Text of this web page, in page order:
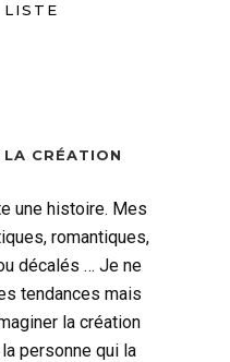
CRÉATION
une histoire. Mes
romantiques,
décalés … Je ne
tendances mais
la création
personne qui la